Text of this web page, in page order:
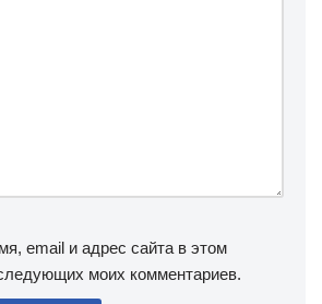
email и адрес сайта в этом
моих комментариев.